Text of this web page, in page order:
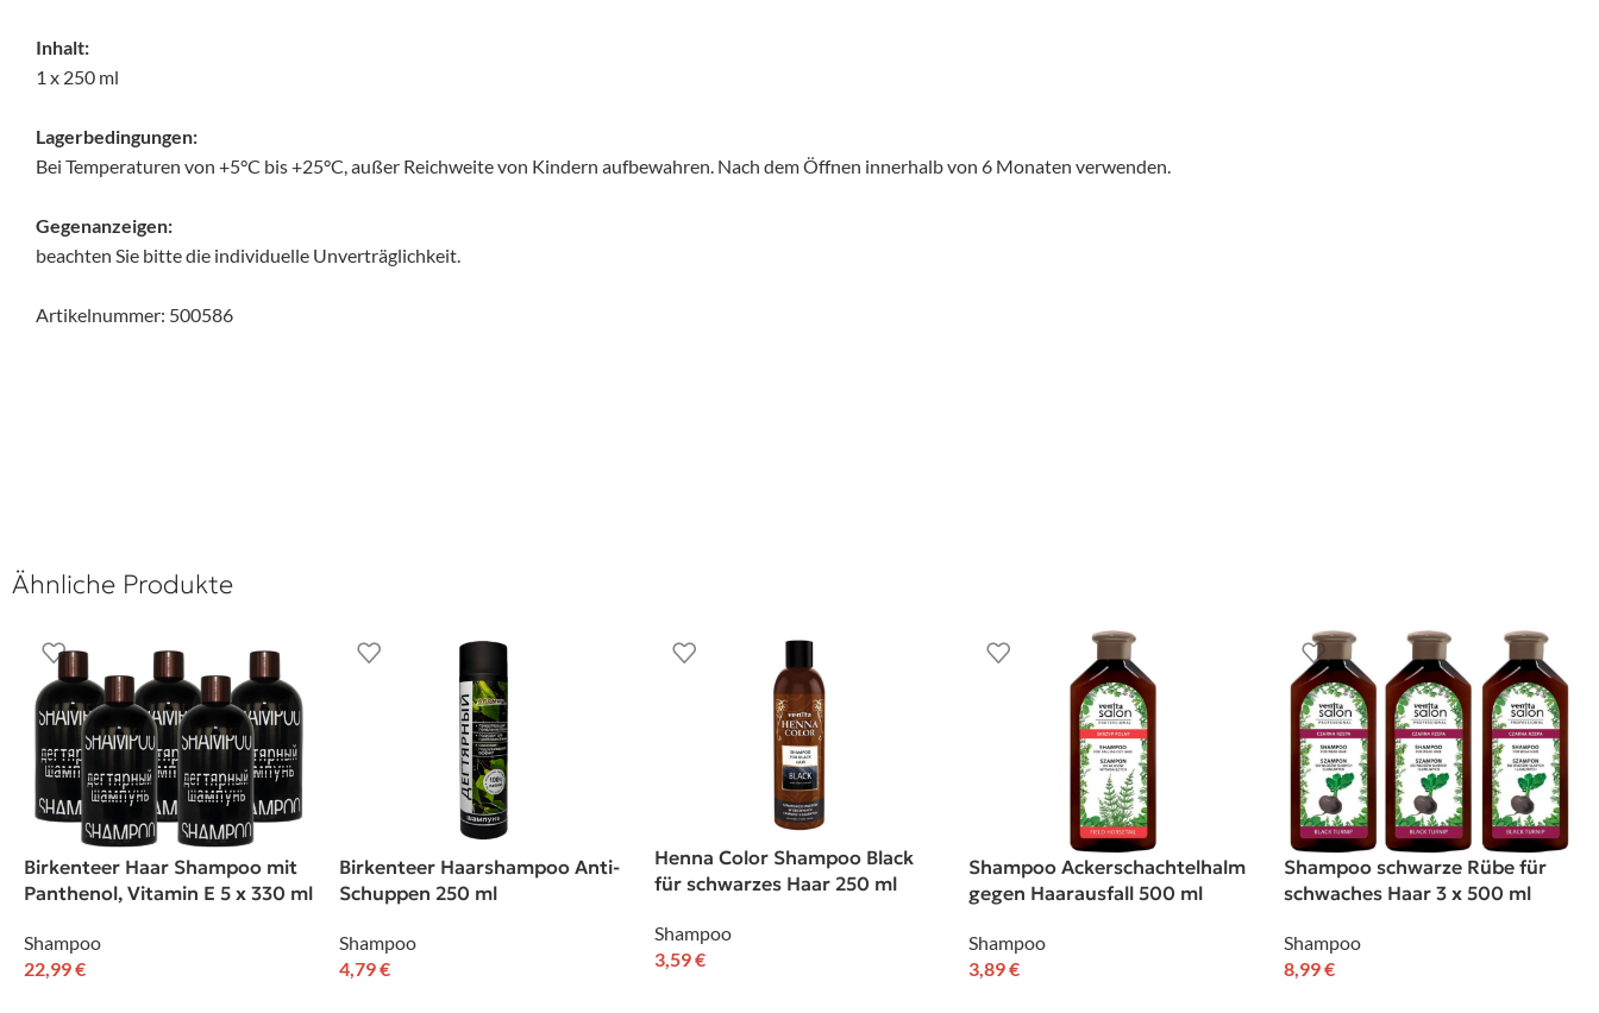
Inhalt:
1 x 250 ml
Lagerbedingungen:
Bei Temperaturen von +5°C bis +25°C, außer Reichweite von Kindern aufbewahren. Nach dem Öffnen innerhalb von 6 Monaten verwenden.
Gegenanzeigen:
beachten Sie bitte die individuelle Unverträglichkeit.
Artikelnummer: 500586
Ähnliche Produkte
Birkenteer Haar Shampoo mit
Panthenol, Vitamin E 5 x 330 ml
Shampoo
22,99€
Birkenteer Haarshampoo Anti-
Schuppen 250 ml
Shampoo
4,79€
Henna Color Shampoo Black
für schwarzes Haar 250 ml
Shampoo
3,59€
Shampoo Ackerschachtelhalm
gegen Haarausfall 500 ml
Shampoo
3,89€
Shampoo schwarze Rübe für
schwaches Haar 3 x 500 ml
Shampoo
8,99€